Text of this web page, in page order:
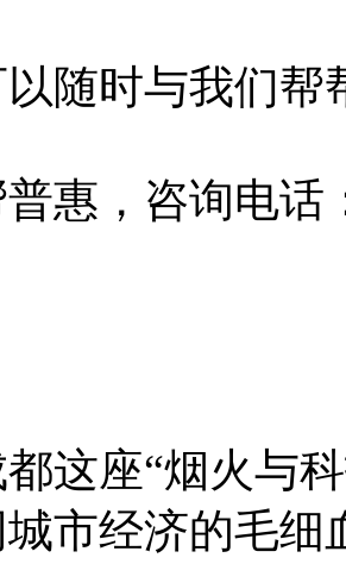
随时与我们帮
惠，咨询电话
这座“烟火与
市经济的毛细